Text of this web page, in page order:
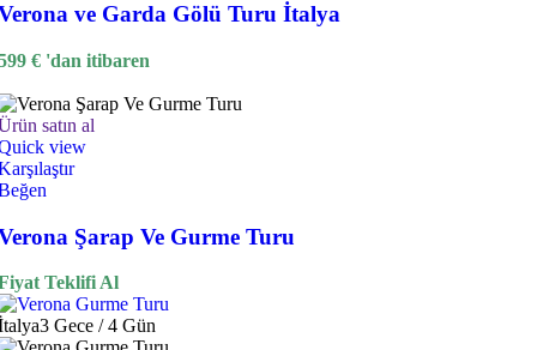
ve Garda Gölü Turu İtalya
€ 'dan itibaren
satın al
view
Şarap Ve Gurme Turu
Teklifi Al
3 Gece / 4 Gün